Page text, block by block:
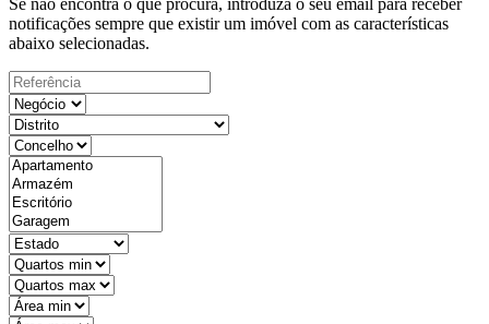
notificações sempre que existir um imóvel com as características
abaixo selecionadas.